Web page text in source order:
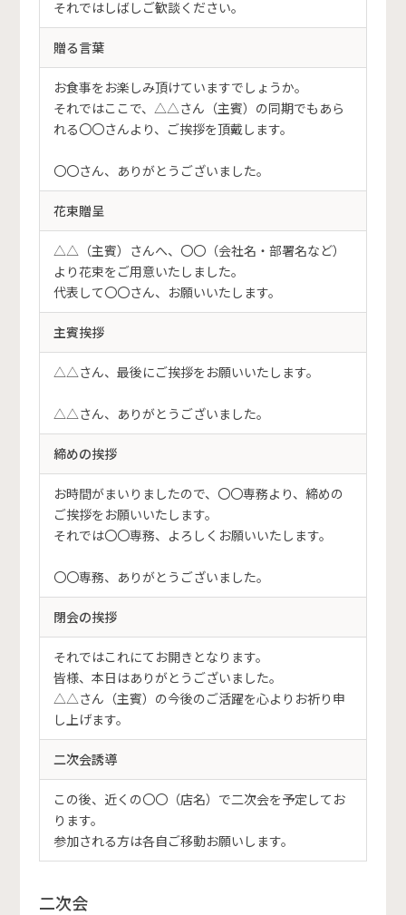
それではしばしご歓談ください。
贈る言葉
お食事をお楽しみ頂けていますでしょうか。
それではここで、△△さん（主賓）の同期でもあら
れる〇〇さんより、ご挨拶を頂戴します。
〇〇さん、ありがとうございました。
花束贈呈
△△（主賓）さんへ、〇〇（会社名・部署名など）
より花束をご用意いたしました。
代表して〇〇さん、お願いいたします。
主賓挨拶
△△さん、最後にご挨拶をお願いいたします。
△△さん、ありがとうございました。
締めの挨拶
お時間がまいりましたので、〇〇専務より、締めの
ご挨拶をお願いいたします。
それでは〇〇専務、よろしくお願いいたします。
〇〇専務、ありがとうございました。
閉会の挨拶
それではこれにてお開きとなります。
皆様、本日はありがとうございました。
△△さん（主賓）の今後のご活躍を心よりお祈り申
し上げます。
二次会誘導
この後、近くの〇〇（店名）で二次会を予定してお
ります。
参加される方は各自ご移動お願いします。
二次会